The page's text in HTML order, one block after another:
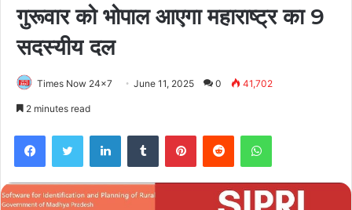
गुरूवार को भोपाल आएगा महाराष्ट्र का 9
सदस्यीय दल
Times Now 24x7 June 11, 2025 0 41,702
2 minutes read
FacebookTwitter LinkedInTumblr PinterestReddit WhatsApp